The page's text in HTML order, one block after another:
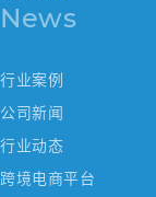
News
行业案例
公司新闻
行业动态
跨境电商平台